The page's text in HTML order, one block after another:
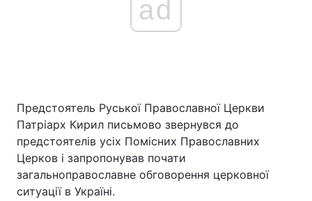
ad
Предстоятель Руської Православної Церкви
Патріарх Кирил письмово звернувся до
предстоятелів усіх Помісних Православних
Церков і запропонував почати
загальноправославне обговорення церковної
ситуації в Україні.